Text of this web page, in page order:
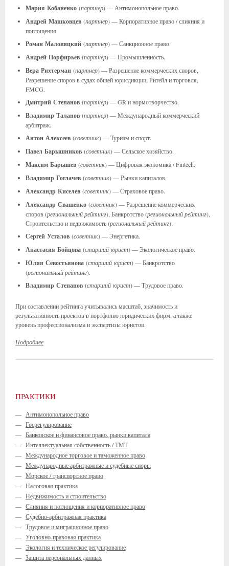
Мария Кобаненко (партнер) — Антимонопольное право.
Андрей Машковцев (партнер) — Корпоративное право / слияния и
поглощения.
Роман Маловицкий (партнер) — Санкционное право.
Андрей Порфирьев (партнер) — Промышленность.
Вера Рихтерман (партнер) — Разрешение коммерческих споров,
Разрешение споров в судах общей юрисдикции, Ритейл и торговля,
FMCG.
Дмитрий Степанов (партнер) — GR и нормотворчество.
Владимир Таланов (партнер) — Международный коммерческий
арбитраж.
Антон Алексеев (советник) — Туризм и спорт.
Павел Барышников (советник) — Сельское хозяйство.
Максим Барышев (советник) — Цифровая экономика / Fintech.
Владимир Гоглачев (советник) — Рынки капиталов.
Александр Киселев (советник) — Страховое право.
Александр Свашенко (советник) — Разрешение коммерческих
споров (региональный рейтинг), Банкротство (региональный рейтинг),
Строительство и недвижимость (региональный рейтинг).
Сергей Усталов (советник) — Энергетика.
Анастасия Бойцова (старший юрист) — Экологическое право.
Юлия Севостьянова (старший юрист) — Банкротство
(региональный рейтинг).
Владимир Степанов (старший юрист) — Трудовое право.
При составлении рейтинга учитывались масштаб, значимость и
результативность проектов в портфолио юридических фирм, а также
уровень профессионализма и экспертизы юристов.
Подробнее
ПРАКТИКИ
— Антимонопольное право
— Госрегулирование
— Банковское и финансовое право, рынки капитала
— Интеллектуальная собственность / ТМТ
— Международное торговое и таможенное право
— Международные арбитражные и судебные споры
— Морское / транспортное право
— Налоговая практика
— Недвижимость и строительство
— Слияния и поглощения и корпоративное право
— Судебно-арбитражная практика
— Трудовое и миграционное право
— Уголовно-правовая практика
— Экология и техническое регулирование
— Защита персональных данных